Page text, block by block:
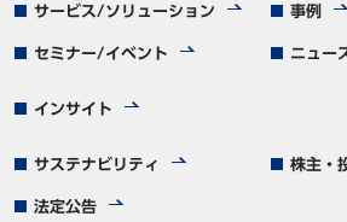
サービス/ソリューション 事例
セミナー/イベント ニュー
インサイト
サステナビリティ 株主・
法定公告